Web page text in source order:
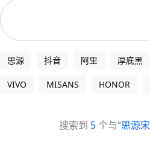
思源 抖音 阿里 厚底黑
VIVO MISANS HONOR
搜索到 5个与“思源